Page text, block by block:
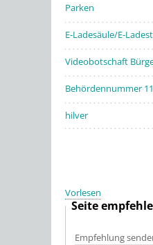
Parken
E-Ladesäule/E-
Videobotschaft
Behördennummer
hilver
Vorlesen
Seite
Empfehlung